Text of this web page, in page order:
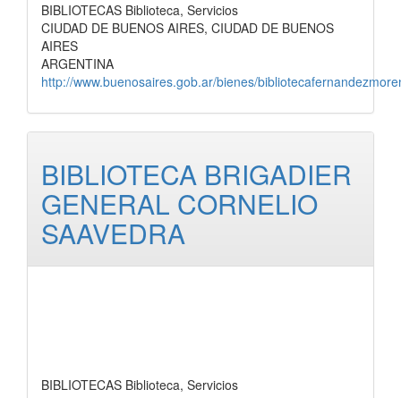
BIBLIOTECAS Biblioteca, Servicios
CIUDAD DE BUENOS AIRES, CIUDAD DE BUENOS
AIRES
ARGENTINA
http://www.buenosaires.gob.ar/bienes/
BIBLIOTECA BRIGADIER
GENERAL CORNELIO
SAAVEDRA
BIBLIOTECAS Biblioteca, Servicios